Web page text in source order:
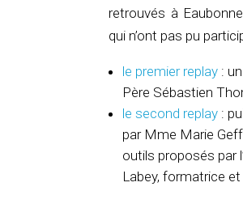
retrouvés à
qui n’ont pas pu
le premier replay :
Père Sébastien
le second replay :
par Mme Marie
outils proposés par
Labey, formatrice